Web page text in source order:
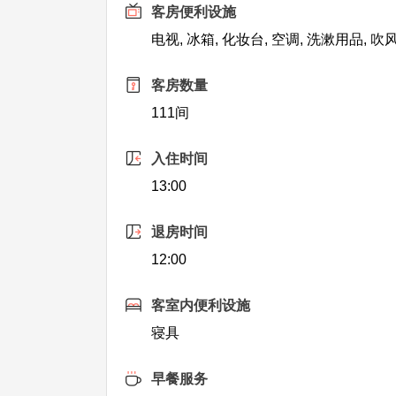
客房便利设施
电视, 冰箱, 化妆台, 空调, 洗漱用品, 吹
客房数量
111间
入住时间
13:00
退房时间
12:00
客室内便利设施
寝具
早餐服务